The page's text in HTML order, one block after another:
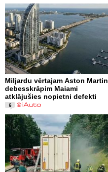
Miljardu vērtajam Aston Martin
debesskrāpim Maiami
atklājušies nopietni defekti
6